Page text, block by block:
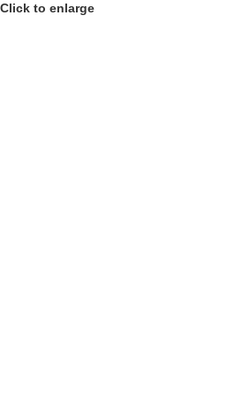
Click to enlarge